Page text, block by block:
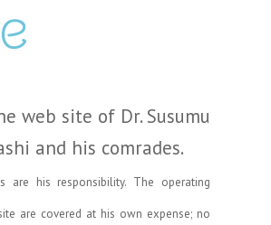
web site of Dr. Susumu
and his comrades.
are his responsibility. The operating
are covered at his own expense; no